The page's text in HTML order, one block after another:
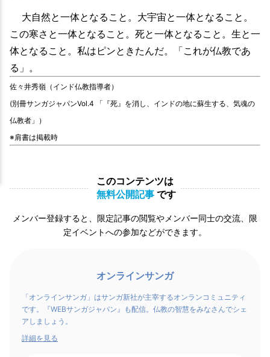
大自然と一体となること。大宇宙と一体となること。
この寒さと一体となること。死と一体となること。生と一
体となること。私はピンときたんだ。「これが仏教であ
る」。
佐々井秀嶺（インド仏教指導者）
(別冊サンガジャパンVol.4 「『死』を消し、インドの地に蘇生する、気魂の
仏教者」）
※肩書は掲載時
このコンテンツは
無料公開記事 です
メンバー登録すると、限定記事の閲覧やメンバー同士の交流、限
定イベントへの参加などができます。
オンラインサンガ
「オンラインサンガ」はサンガ新社が主宰するオンランコミュニティ
です。『WEBサンガジャパン』も配信。仏教の智慧をみなさんでシェ
アしましょう。
詳細を見る